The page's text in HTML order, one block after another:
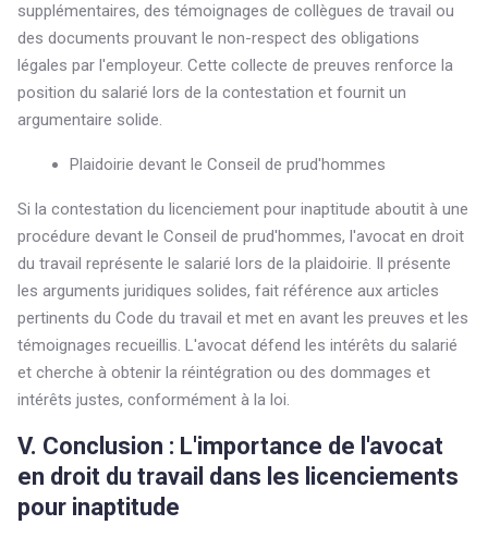
supplémentaires, des témoignages de collègues de travail ou
des documents prouvant le non-respect des obligations
légales par l'employeur. Cette collecte de preuves renforce la
position du salarié lors de la contestation et fournit un
argumentaire solide.
Plaidoirie devant le Conseil de prud'hommes
Si la contestation du licenciement pour inaptitude aboutit à une
procédure devant le Conseil de prud'hommes, l'avocat en droit
du travail représente le salarié lors de la plaidoirie. Il présente
les arguments juridiques solides, fait référence aux articles
pertinents du Code du travail et met en avant les preuves et les
témoignages recueillis. L'avocat défend les intérêts du salarié
et cherche à obtenir la réintégration ou des dommages et
intérêts justes, conformément à la loi.
V. Conclusion : L'importance de l'avocat
en droit du travail dans les licenciements
pour inaptitude